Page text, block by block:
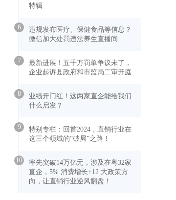
特辑
6
违规发布医疗、保健食品等信息？
微信加大处罚违法养生直播间
7
最新进展！五千万罚单争议未了，
企业起诉县政府和市监局二审开庭
8
业绩开门红！这两家直企能给我们
什么启发？
9
特别专栏：回首2024，直销行业在
这三个领域的“破局”之路！
10
率先突破14万亿元，涉及在粤32家
直企，5% 消费增长+12 大政策方
向，让直销行业逆风翻盘！